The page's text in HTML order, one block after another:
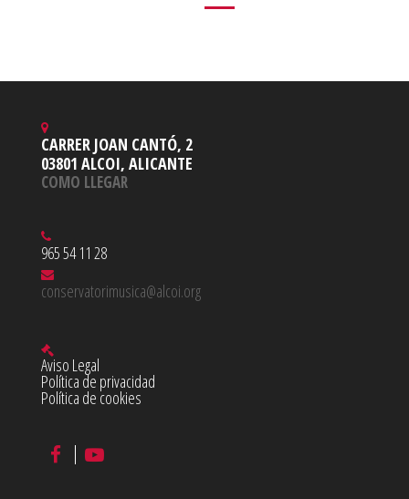
CARRER JOAN CANTÓ, 2
03801 ALCOI, ALICANTE
COMO LLEGAR
965 54 11 28
conservatorimusica@alcoi.org
Aviso Legal
Política de privacidad
Política de cookies